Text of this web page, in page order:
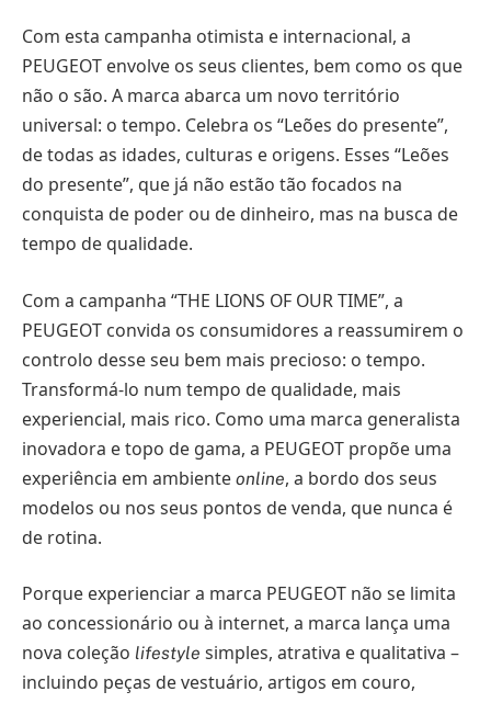
Com esta campanha otimista e internacional, a
PEUGEOT envolve os seus clientes, bem como os que
não o são. A marca abarca um novo território
universal: o tempo. Celebra os “Leões do presente”,
de todas as idades, culturas e origens. Esses “Leões
do presente”, que já não estão tão focados na
conquista de poder ou de dinheiro, mas na busca de
tempo de qualidade.
Com a campanha “THE LIONS OF OUR TIME”, a
PEUGEOT convida os consumidores a reassumirem o
controlo desse seu bem mais precioso: o tempo.
Transformá-lo num tempo de qualidade, mais
experiencial, mais rico. Como uma marca generalista
inovadora e topo de gama, a PEUGEOT propõe uma
experiência em ambiente online, a bordo dos seus
modelos ou nos seus pontos de venda, que nunca é
de rotina.
Porque experienciar a marca PEUGEOT não se limita
ao concessionário ou à internet, a marca lança uma
nova coleção lifestyle simples, atrativa e qualitativa –
incluindo peças de vestuário, artigos em couro,